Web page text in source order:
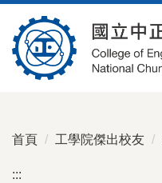
到
主
要
首頁
工學院傑出校友
:::